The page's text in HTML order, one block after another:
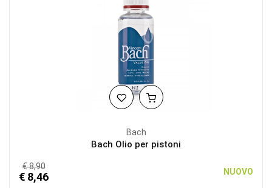
Bach
Bach Olio per pistoni
€ 8,90
€ 8,46 NUOVO